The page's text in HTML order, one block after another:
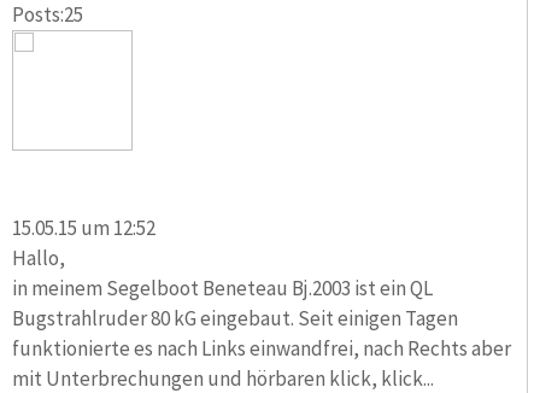
Posts:25
15.05.15 um 12:52
Hallo,
in meinem Segelboot Beneteau Bj.2003 ist ein QL
Bugstrahlruder 80 kG eingebaut. Seit einigen Tagen
funktionierte es nach Links einwandfrei, nach Rechts aber
mit Unterbrechungen und hörbaren klick, klick...